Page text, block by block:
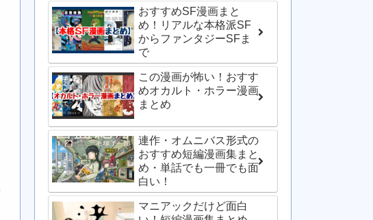
おすすめSF漫画まと
め！リアルな本格派SF
からファンタジーSFま
で
この漫画が怖い！おすす
めオカルト・ホラー漫画
まとめ
連作・オムニバス形式の
おすすめ短編漫画集まと
め・単話でも一冊でも面
白い！
マニアックだけど面白